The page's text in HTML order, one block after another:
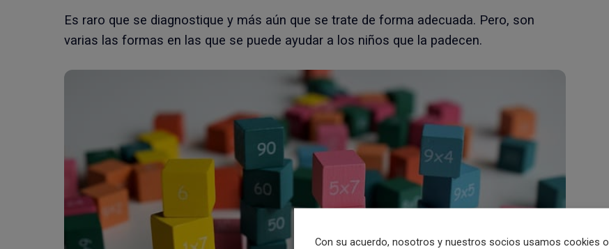
Es raro que se diagnostique y más aún que se trate de forma adecuada. Pero, son
varias las formas en las que se puede ayudar a los niños que la padecen.
Con su acuerdo, nosotros y nuestros socios usamos cookies o